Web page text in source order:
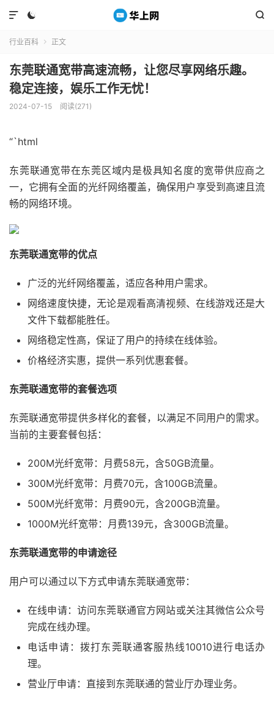
 

行业百科  正文
东莞联通宽带高速流畅，让您尽享网络乐趣。
稳定连接，娱乐工作无忧！
2024-07-15 阅读(271)
“`html
东莞联通宽带在东莞区域内是极具知名度的宽带供应商之
一，它拥有全面的光纤网络覆盖，确保用户享受到高速且流
畅的网络环境。
东莞联通宽带的优点
广泛的光纤网络覆盖，适应各种用户需求。
网络速度快捷，无论是观看高清视频、在线游戏还是大
文件下载都能胜任。
网络稳定性高，保证了用户的持续在线体验。
价格经济实惠，提供一系列优惠套餐。
东莞联通宽带的套餐选项
东莞联通宽带提供多样化的套餐，以满足不同用户的需求。
当前的主要套餐包括：
200M光纤宽带：月费58元，含50GB流量。
300M光纤宽带：月费70元，含100GB流量。
500M光纤宽带：月费90元，含200GB流量。
1000M光纤宽带：月费139元，含300GB流量。
东莞联通宽带的申请途径
用户可以通过以下方式申请东莞联通宽带：
在线申请：访问东莞联通官方网站或关注其微信公众号
完成在线办理。
电话申请：拨打东莞联通客服热线10010进行电话办
理。
营业厅申请：直接到东莞联通的营业厅办理业务。